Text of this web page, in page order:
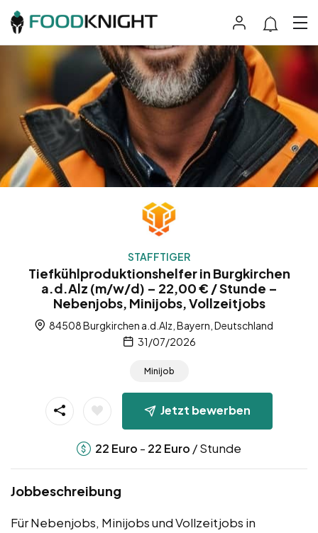
STAFFTIGER
Tiefkühlproduktionshelfer in Burgkirchen
a.d.Alz (m/w/d) – 22,00 € / Stunde –
Nebenjobs, Minijobs, Vollzeitjobs
84508 Burgkirchen a.d.Alz, Bayern, Deutschland
31/07/2026
Minijob
Jetzt bewerben
22 Euro - 22 Euro / Stunde
Jobbeschreibung
Für Nebenjobs, Minijobs und Vollzeitjobs in